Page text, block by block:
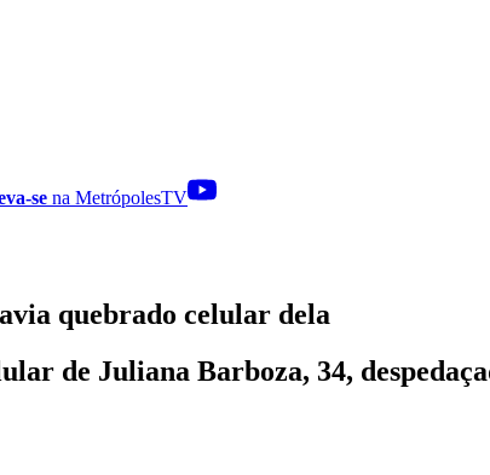
se na MetrópolesTV
quebrado celular dela
de Juliana Barboza, 34,